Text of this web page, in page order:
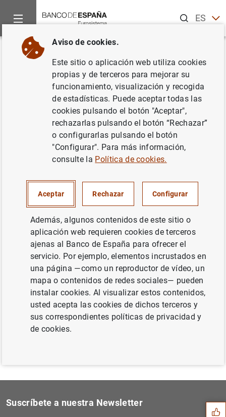
ESEN
Inicio Noticias y eventos
Volver
Hogares y sociedades no
financieras de la zona del euro:
cuarto trimestre de 2024
Hogares y sociedades no financieras de la
zona del euro: cuarto trimestre de 2024
(182KB)
Anterior
Balanza de pagos trimestral...
Siguiente
Estadísticas de los tipos d...
Sugerencias
Suscríbete a nuestra Newsletter
Aviso de cookies.
Este sitio o aplicación web utiliza cookies
propias y de terceros para mejorar su
funcionamiento, visualización y recogida
de estadísticas. Puede aceptar todas las
cookies pulsando el botón "Aceptar",
rechazarlas pulsando el botón “Rechazar”
o configurarlas pulsando el botón
"Configurar". Para más información,
consulte la Política de cookies.
Aceptar Rechazar Configurar
Además, algunos contenidos de este sitio o
aplicación web requieren cookies de terceros
ajenas al Banco de España para ofrecer el
servicio. Por ejemplo, elementos incrustados en
una página —como un reproductor de vídeo, un
mapa o contenidos de redes sociales— pueden
instalar cookies. Al visualizar estos contenidos,
usted acepta las cookies de dichos terceros y
sus correspondientes políticas de privacidad y
de cookies.